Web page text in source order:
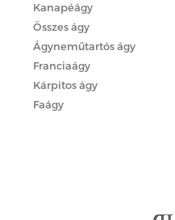
Kanapéágy
Összes ágy
Ágyneműtartós ágy
Franciaágy
Kárpitos ágy
Faágy